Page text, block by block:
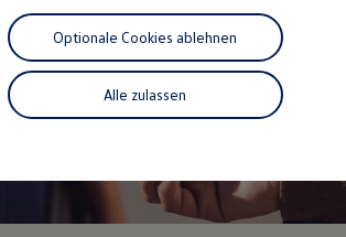
Shop
Roc Kollektion
Kollektion
Kollektion
Kollektion
Kollektion
Alle zulassen
Optionale Cookies ablehnen